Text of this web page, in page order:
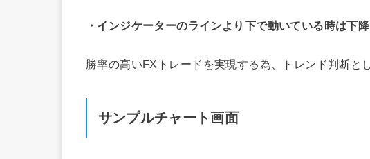
・インジケーターのラインより下で動いている時は下
勝率の高いFXトレードを実現する為、トレンド判断と
サンプルチャート画面